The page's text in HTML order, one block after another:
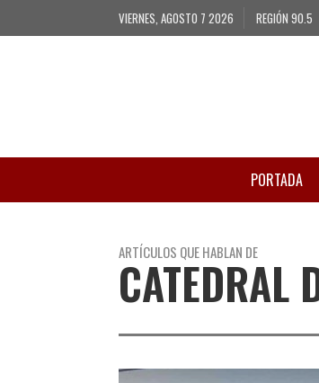
VIERNES, AGOSTO 7 2026 REGIÓN 90.5
PORTADA
ARTÍCULOS QUE HABLAN DE
CATEDRAL